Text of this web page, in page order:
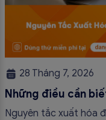
28 Tháng 7, 2026
Những điều cần
đầu ra
Nguyên tắc xuất hóa